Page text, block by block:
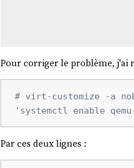
Pour corriger le problème, j'ai
# virt-customize -a
'systemctl enable
Par ces deux lignes :